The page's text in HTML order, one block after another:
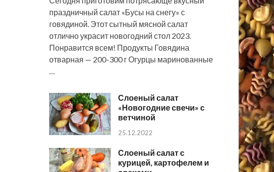
праздничный салат «Бусы на снегу» с
говядиной. Этот сытный мясной салат
отлично украсит новогодний стол 2023.
Понравится всем! Продукты Говядина
отварная — 200-300 г Огурцы маринованные
Слоеный салат
«Новогодние свечи» с
ветчиной
25.12.2022
Слоеный салат с
курицей, картофелем и